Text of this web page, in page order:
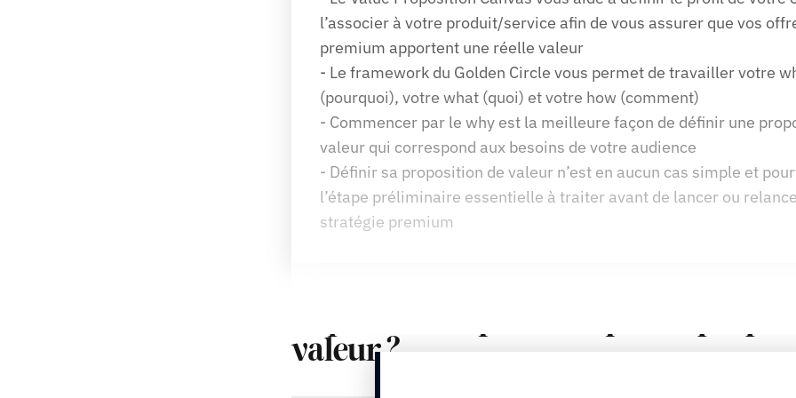
l’associer à votre produit/service afin de vous assurer que vos
premium apportent une réelle valeur
- Le framework du Golden Circle vous permet de travailler votre
(pourquoi), votre what (quoi) et votre how (comment)
- Commencer par le why est la meilleure façon de définir une
valeur qui correspond aux besoins de votre audience
- Définir sa proposition de valeur n’est en aucun cas simple et
l’étape préliminaire essentielle à traiter avant de lancer ou
stratégie premium
valeur ?